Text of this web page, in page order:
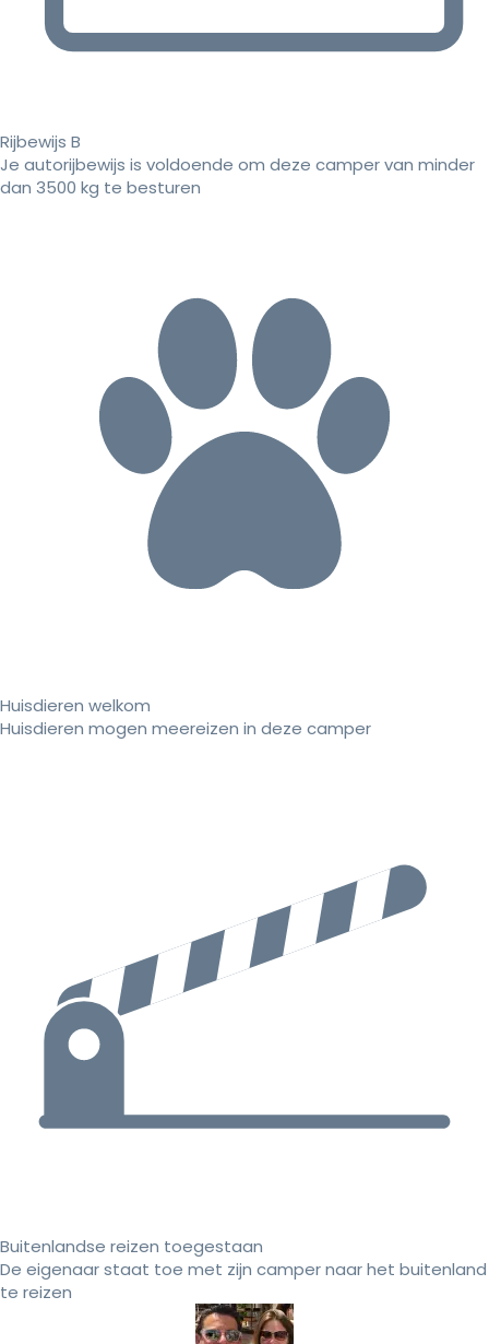
Rijbewijs B
Je autorijbewijs is voldoende om deze camper van minder
dan 3500 kg te besturen
Huisdieren welkom
Huisdieren mogen meereizen in deze camper
Buitenlandse reizen toegestaan
De eigenaar staat toe met zijn camper naar het buitenland
te reizen